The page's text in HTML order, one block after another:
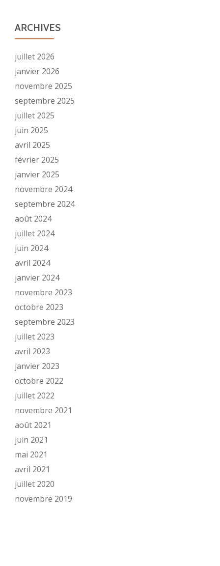
ARCHIVES
juillet 2026
janvier 2026
novembre 2025
septembre 2025
juillet 2025
juin 2025
avril 2025
février 2025
janvier 2025
novembre 2024
septembre 2024
août 2024
juillet 2024
juin 2024
avril 2024
janvier 2024
novembre 2023
octobre 2023
septembre 2023
juillet 2023
avril 2023
janvier 2023
octobre 2022
juillet 2022
novembre 2021
août 2021
juin 2021
mai 2021
avril 2021
juillet 2020
novembre 2019